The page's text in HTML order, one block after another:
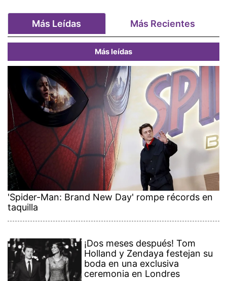
Más Leídas Más Recientes
Más leídas
'Spider-Man: Brand New Day' rompe récords en
taquilla
¡Dos meses después! Tom
Holland y Zendaya festejan su
boda en una exclusiva
ceremonia en Londres